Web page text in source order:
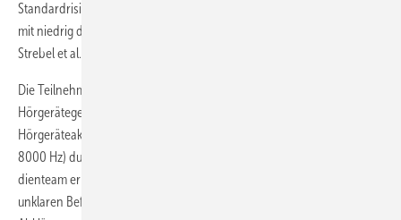
Standardrisikogruppe (behandelt mit anderer Chemotherapie oder
mit niedrig dosierter Bestrahlung im Kopfbereich) (Weiss et al. 2017;
Strebel et al. 2022; Clemens et al. 2019).
Die Teilnehmenden vereinbarten selbstständig einen Termin in einem
Hörgerätegeschäft ihrer Wahl. Dort wurde durch zertifizierte
Hörgeräteakustiker eine bilaterale Reintonaudiometrie (125 bis
8000 Hz) durchgeführt. Alle Teilnehmenden sowie auch das Stu­
dienteam erhielten eine Kopie des Befundes. Bei auffälligen oder
unklaren Befunden wurde den Teilnehmenden eine ärztliche